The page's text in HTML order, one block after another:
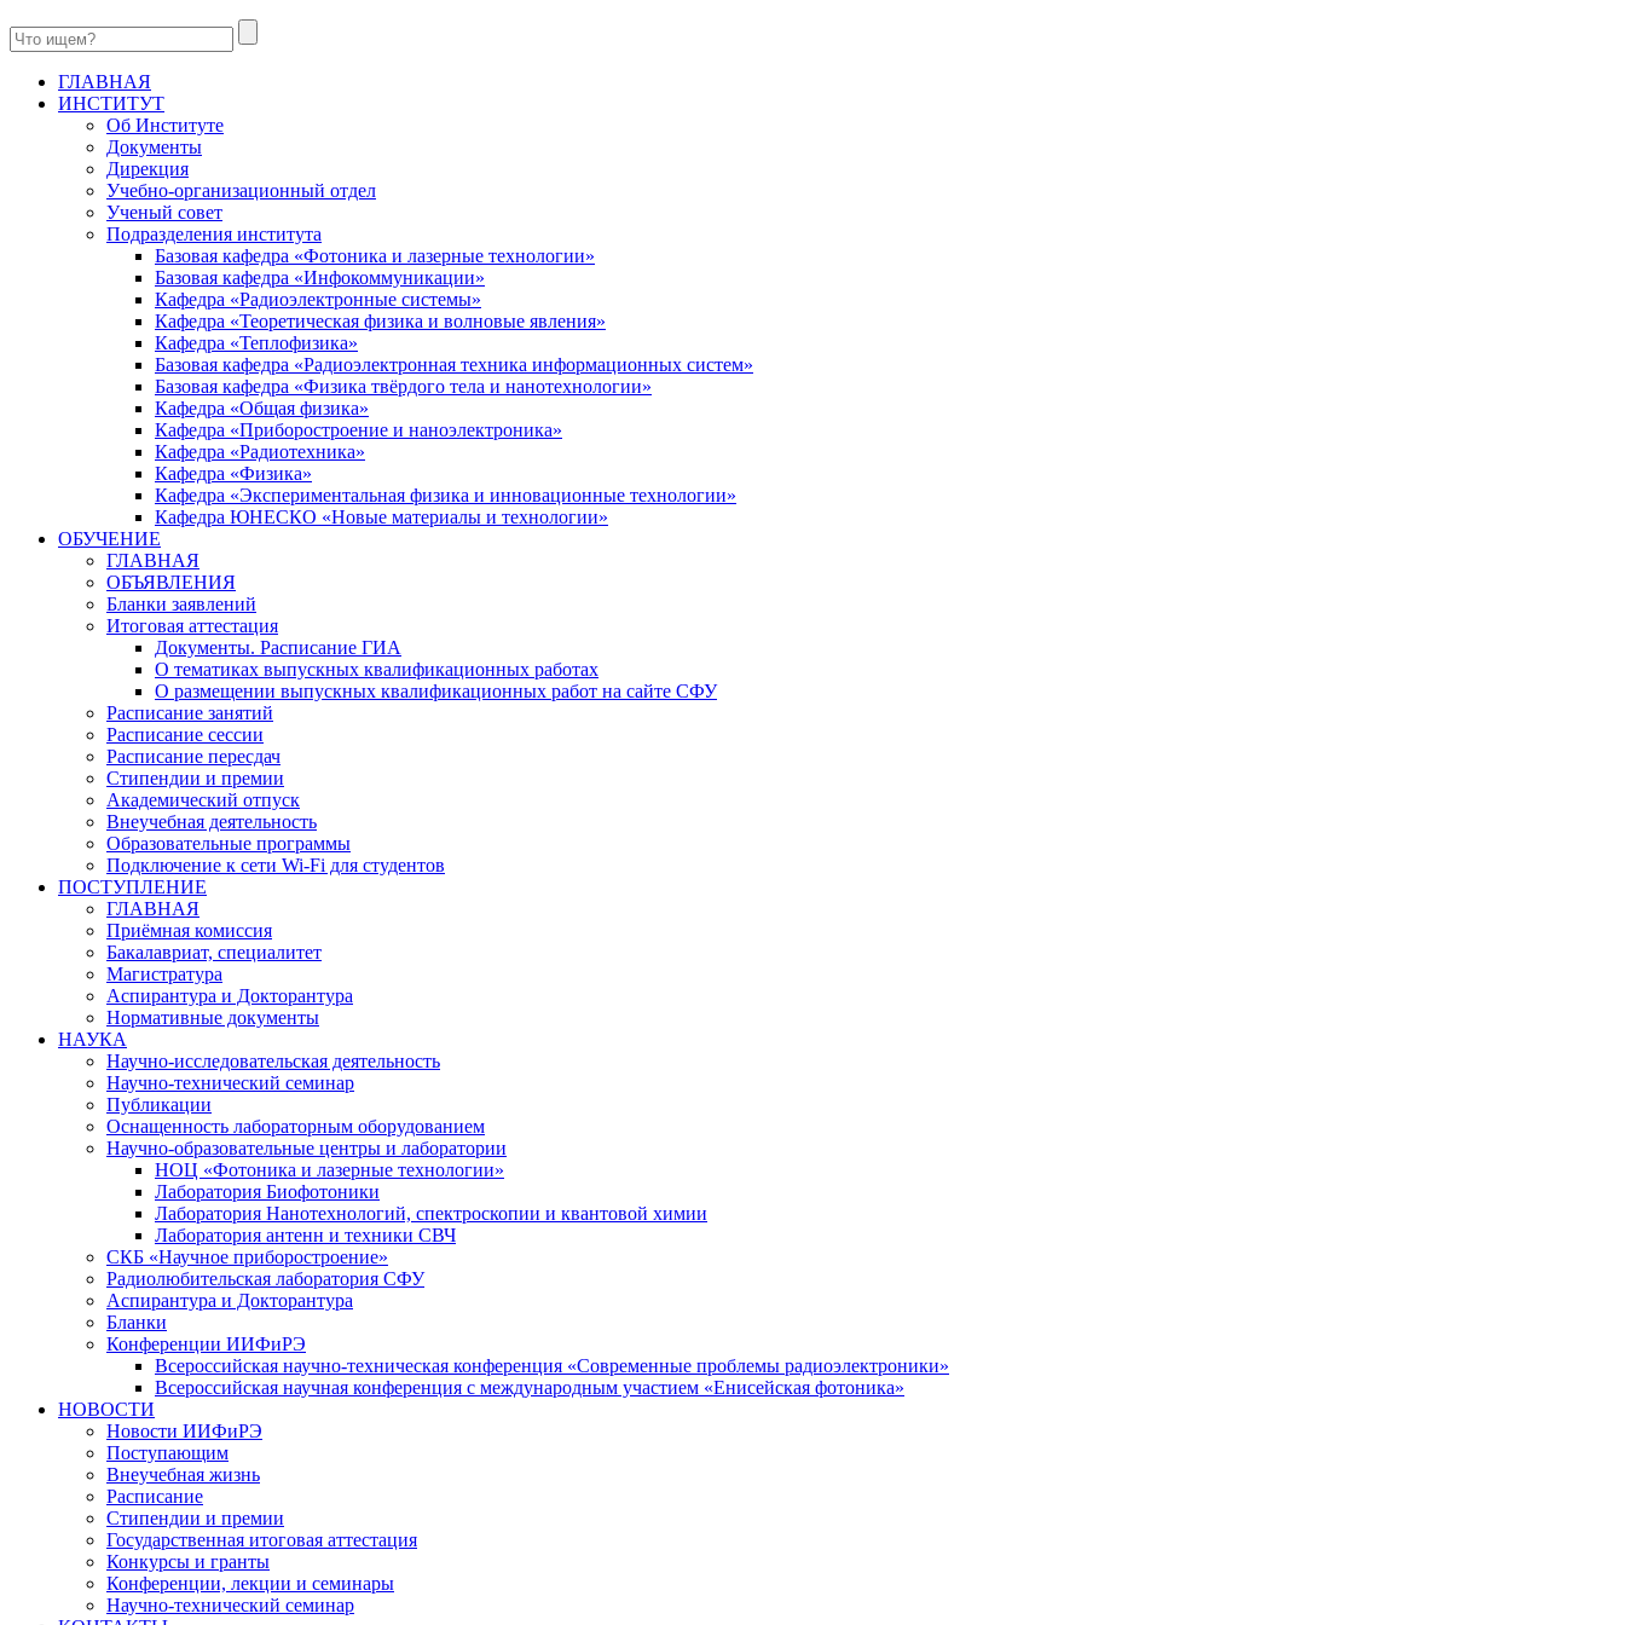
ГЛАВНАЯ
ИНСТИТУТ
Об Институте
Документы
Дирекция
Учебно-организационный отдел
Ученый совет
Подразделения института
Базовая кафедра «Фотоника и лазерные технологии»
Базовая кафедра «Инфокоммуникации»
Кафедра «Радиоэлектронные системы»
Кафедра «Теоретическая физика и волновые явления»
Кафедра «Теплофизика»
Базовая кафедра «Радиоэлектронная техника информационных систем»
Базовая кафедра «Физика твёрдого тела и нанотехнологии»
Кафедра «Общая физика»
Кафедра «Приборостроение и наноэлектроника»
Кафедра «Радиотехника»
Кафедра «Физика»
Кафедра «Экспериментальная физика и инновационные технологии»
Кафедра ЮНЕСКО «Новые материалы и технологии»
ОБУЧЕНИЕ
ГЛАВНАЯ
ОБЪЯВЛЕНИЯ
Бланки заявлений
Итоговая аттестация
Документы. Расписание ГИА
О тематиках выпускных квалификационных работах
О размещении выпускных квалификационных работ на сайте СФУ
Расписание занятий
Расписание сессии
Расписание пересдач
Стипендии и премии
Академический отпуск
Внеучебная деятельность
Образовательные программы
Подключение к сети Wi-Fi для студентов
ПОСТУПЛЕНИЕ
ГЛАВНАЯ
Приёмная комиссия
Бакалавриат, специалитет
Магистратура
Аспирантура и Докторантура
Нормативные документы
НАУКА
Научно-исследовательская деятельность
Научно-технический семинар
Публикации
Оснащенность лабораторным оборудованием
Научно-образовательные центры и лаборатории
НОЦ «Фотоника и лазерные технологии»
Лаборатория Биофотоники
Лаборатория Нанотехнологий, спектроскопии и квантовой химии
Лаборатория антенн и техники СВЧ
СКБ «Научное приборостроение»
Радиолюбительская лаборатория СФУ
Аспирантура и Докторантура
Бланки
Конференции ИИФиРЭ
Всероссийская научно-техническая конференция «Современные проблемы радиоэлектроники»
Всероссийская научная конференция с международным участием «Енисейская фотоника»
НОВОСТИ
Новости ИИФиРЭ
Поступающим
Внеучебная жизнь
Расписание
Стипендии и премии
Государственная итоговая аттестация
Конкурсы и гранты
Конференции, лекции и семинары
Научно-технический семинар